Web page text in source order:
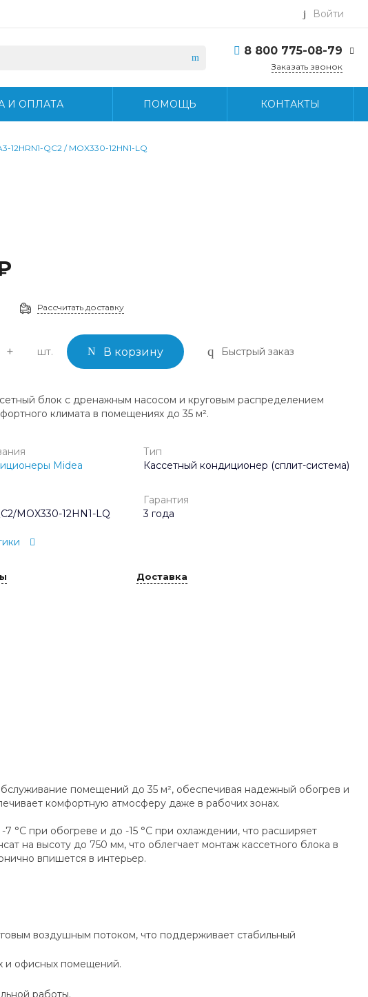
Войти
8 800 775-08-79
г. Москва, БЦ Вятский,
Заказать звонок
И ОПЛАТА ПОМОЩЬ КОНТАКТЫ
12HRN1-QC2 / MOX330-12HN1-LQ
Рассчитать доставку
+ шт. В корзину Быстрый заказ
блок с дренажным насосом и круговым распределением
климата в помещениях до 35 м².
Midea
Тип
Кассетный кондиционер (сплит-система)
MOX330-12HN1-LQ
Гарантия
3 года
Доставка
помещений до 35 м², обеспечивая надежный обогрев и
комфортную атмосферу даже в рабочих зонах.
при обогреве и до -15 °C при охлаждении, что расширяет
на высоту до 750 мм, что облегчает монтаж кассетного блока в
впишется в интерьер.
воздушным потоком, что поддерживает стабильный
и офисных помещений.
работы.